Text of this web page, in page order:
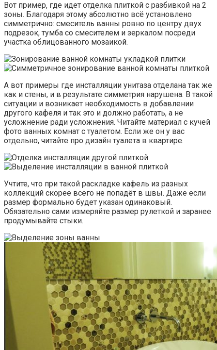
Вот пример, где идет отделка плиткой с разбивкой на 2
зоны. Благодаря этому абсолютно всё установлено
симметрично: смеситель ванны ровно по центру двух
подрезок, тумба со смесителем и зеркалом посреди
участка облицованного мозаикой.
А вот примеры где инсталляции унитаза отделана так же
как и стены, и в результате симметрия нарушена. В такой
ситуации и возникает необходимость в добавлении
другого кафеля и так это и должно работать, а не
усложнение ради усложнения. Читайте материал с кучей
фото ванных комнат с туалетом. Если же он у вас
отдельно, читайте про дизайн туалета в квартире.
Учтите, что при такой раскладке кафель из разных
коллекций скорее всего не попадёт в швы. Даже если
размер формально будет указан одинаковый.
Обязательно сами измеряйте размер рулеткой и заранее
продумывайте стыки.